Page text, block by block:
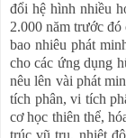
đổi hệ hình nhiều
2.000 năm trước
bao nhiêu phát
cho các ứng dụng
nêu lên vài phát
tích phân, vi tích
cơ học thiên thể,